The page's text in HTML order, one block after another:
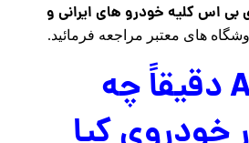
اس کلیه خودرو های ایرانی و
های معتبر مراجعه فرمائید.
یونیت ABS دقیقاً چه